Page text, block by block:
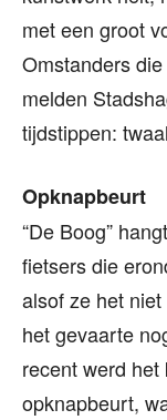
met een groot
Omstanders
melden
tijdstippen:
Opknapbeurt
“De Boog”
fietsers die
alsof ze het
het gevaarte
recent werd
opknapbeurt,